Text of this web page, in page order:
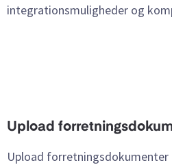
integrationsmuligheder og
Upload
Upload